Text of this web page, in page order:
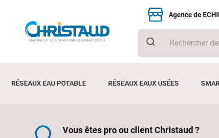
Agence de
RÉSEAUX EAU POTABLE RÉSEAUX EAUX USÉES
Vous êtes pro ou client Christaud ?